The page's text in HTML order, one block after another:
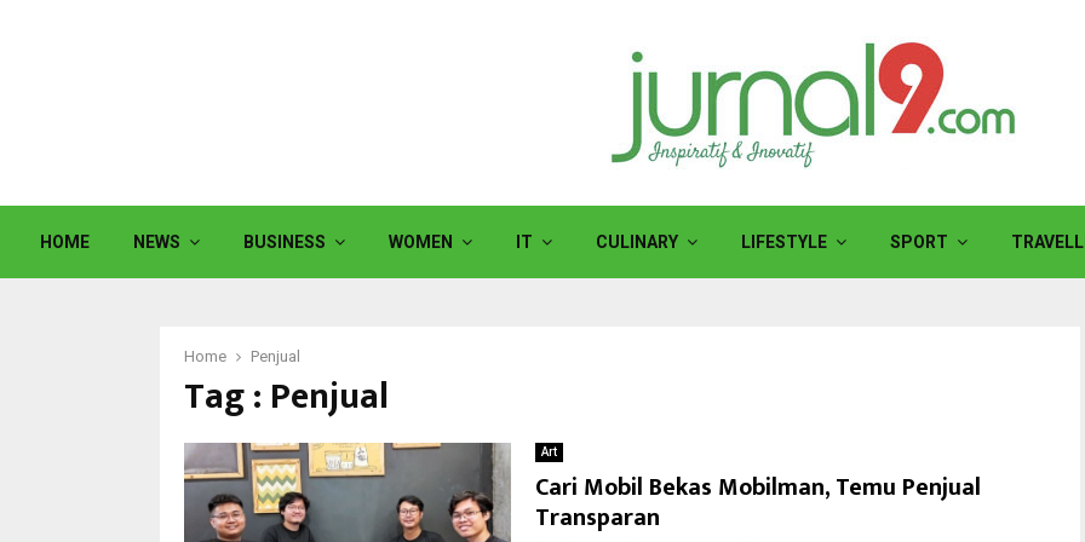
HOME NEWS BUSINESS WOMEN IT CULINARY LIFESTYLE SPORT
Home Penjual
Tag : Penjual
Art
Cari Mobil Bekas Mobilman, Temu Penjual
Transparan